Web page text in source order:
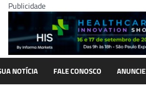
Publicidade
NOTÍCIA FALE CONOSCO ANUNCIE